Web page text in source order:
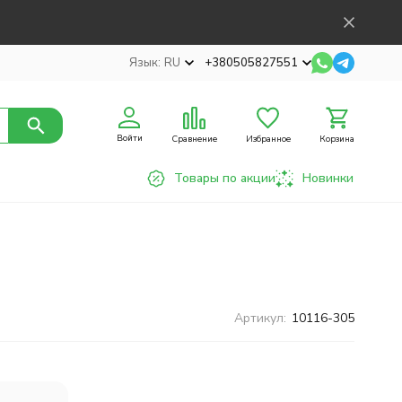
Язык: RU +380505827551
Войти Сравнение Избранное Корзина
Товары по акции Новинки
Артикул: 10116-305